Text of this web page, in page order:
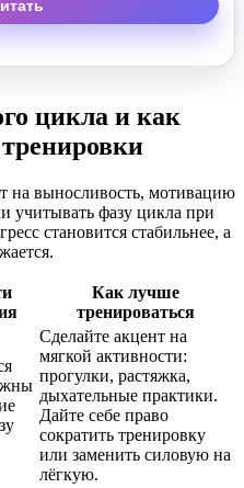
цикла и как
на выносливость, мотивацию
учитывать фазу цикла при
становится стабильнее, а
Как лучше
тренироваться
Сделайте акцент на
мягкой активности:
прогулки, растяжка,
дыхательные практики.
Дайте себе право
сократить тренировку
или заменить силовую на
лёгкую.